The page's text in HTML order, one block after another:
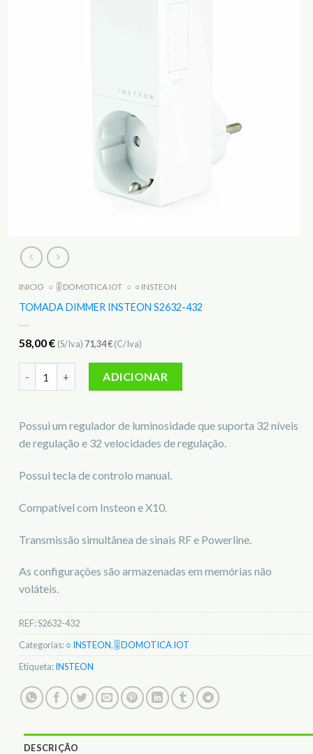
INICIO ○ 🎚️ DOMOTICA IOT ○ ○ INSTEON
TOMADA DIMMER INSTEON S2632-432
58,00€ (S/Iva) 71,34€(C/Iva)
ADICIONAR
Possui um regulador de luminosidade que suporta 32 níveis
de regulação e 32 velocidades de regulação.
Possui tecla de controlo manual.
Compatível com Insteon e X10.
Transmissão simultânea de sinais RF e Powerline.
As configurações são armazenadas em memórias não
voláteis.
REF:S2632-432
Categorias:○ INSTEON, 🎚️ DOMOTICA IOT
Etiqueta:INSTEON
DESCRIÇÃO